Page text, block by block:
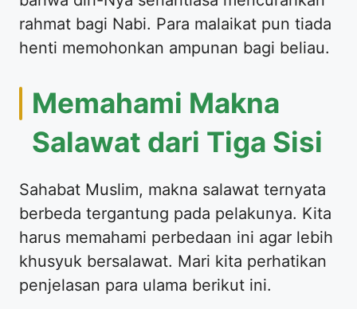
rahmat bagi Nabi. Para malaikat pun tiada
henti memohonkan ampunan bagi beliau.
Memahami Makna
Salawat dari Tiga Sisi
Sahabat Muslim, makna salawat ternyata
berbeda tergantung pada pelakunya. Kita
harus memahami perbedaan ini agar lebih
khusyuk bersalawat. Mari kita perhatikan
penjelasan para ulama berikut ini.